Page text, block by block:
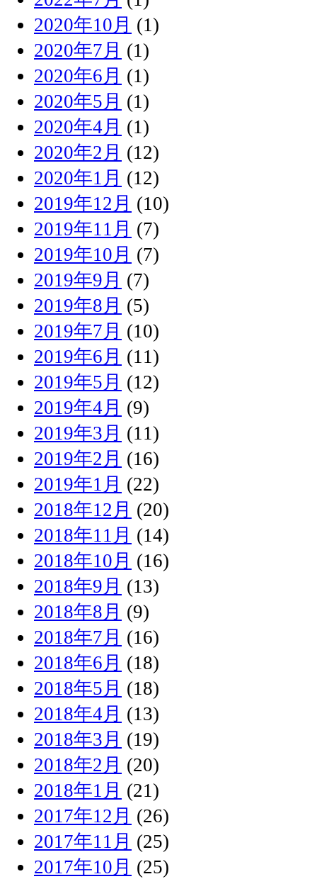
2020年10月 (1)
2020年7月 (1)
2020年6月 (1)
2020年5月 (1)
2020年4月 (1)
2020年2月 (12)
2020年1月 (12)
2019年12月 (10)
2019年11月 (7)
2019年10月 (7)
2019年9月 (7)
2019年8月 (5)
2019年7月 (10)
2019年6月 (11)
2019年5月 (12)
2019年4月 (9)
2019年3月 (11)
2019年2月 (16)
2019年1月 (22)
2018年12月 (20)
2018年11月 (14)
2018年10月 (16)
2018年9月 (13)
2018年8月 (9)
2018年7月 (16)
2018年6月 (18)
2018年5月 (18)
2018年4月 (13)
2018年3月 (19)
2018年2月 (20)
2018年1月 (21)
2017年12月 (26)
2017年11月 (25)
2017年10月 (25)